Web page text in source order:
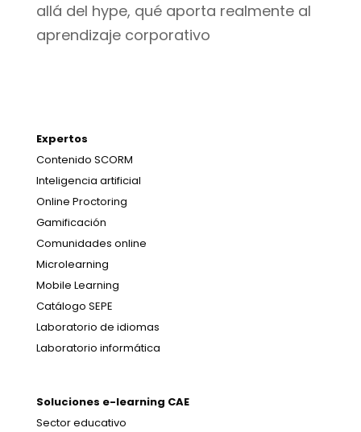
allá del hype, qué aporta realmente al
aprendizaje corporativo
Expertos
Contenido SCORM
Inteligencia artificial
Online Proctoring
Gamificación
Comunidades online
Microlearning
Mobile Learning
Catálogo SEPE
Laboratorio de idiomas
Laboratorio informática
Soluciones e-learning CAE
Sector educativo